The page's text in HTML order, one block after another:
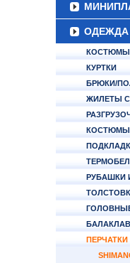
ОДЕЖДА
КОСТЮМЫ
КУРТКИ
БРЮКИ/
ЖИЛЕТЫ
РУБАШКИ
ПЕРЧАТКИ